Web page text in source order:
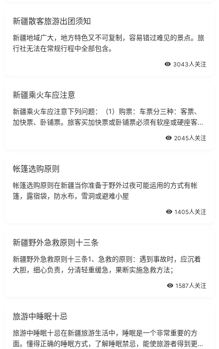
新疆散客旅游出团须知
新疆地域广大，地方特色又不可复制，容易错过难见的景点。旅
行社无法在常规行程中全部包含。
3043人关注
新疆乘火车应注意
新疆乘火车应注意下列问题：（1）购票：车票分三种：客票、
加快票、卧铺票。旅客买加快票或卧铺票必须有软座或硬座客
2045人关注
帐篷选购原则
帐篷选购原则在新疆当你准备于野外过夜可能运用的方式有帐
篷，露宿袋，防水布，雪洞或避难小屋
1405人关注
新疆野外急救原则十三条
新疆野外急救原则十三条1、急救的原则：遇到事故时，应沉着
大胆，细心负责，分清轻重缓急，果断实施急救方法；
1587人关注
旅游中睡眠十忌
旅游中睡眠十忌在新疆旅游生活中，睡眠是一个非常重要的方
面。懂得正确的睡眠方式，了解睡眠禁忌，能使旅游者得到更好